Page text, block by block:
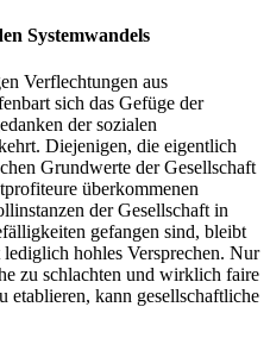
Systemwandels
Verflechtungen aus
sich das Gefüge der
der sozialen
Diejenigen, die eigentlich
Grundwerte der Gesellschaft
überkommenen
der Gesellschaft in
gefangen sind, bleibt
hohles Versprechen. Nur
zu schlachten und wirklich faire
etablieren, kann gesellschaftliche